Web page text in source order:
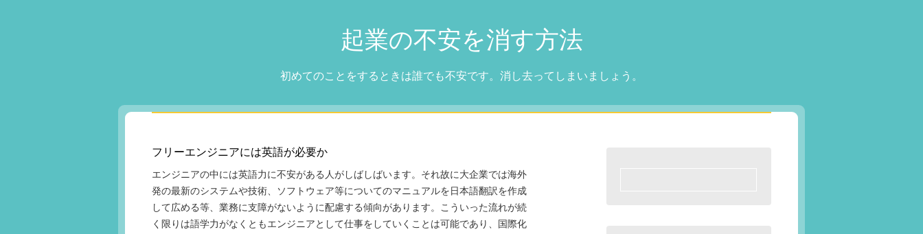
起業の不安を消す方法
初めてのことをするときは誰でも不安です。消し去ってしまいましょう。
フリーエンジニアには英語が必要か
エンジニアの中には英語力に不安がある人がしばしばいます。それ故に大企業では海外
発の最新のシステムや技術、ソフトウェア等についてのマニュアルを日本語翻訳を作成
して広める等、業務に支障がないように配慮する傾向があります。こういった流れが続
く限りは語学力がなくともエンジニアとして仕事をしていくことは可能であり、国際化